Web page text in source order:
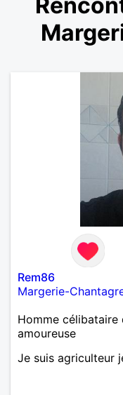
Rem86
Margerie-
Homme
amoureuse
Je suis agriculteur